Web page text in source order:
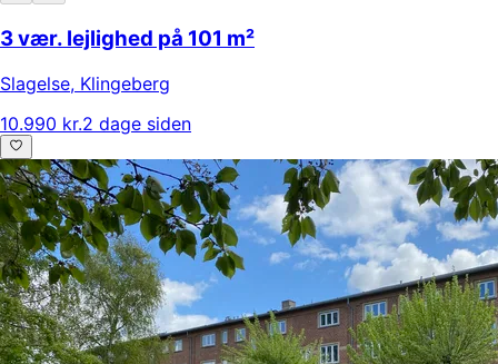
3 vær. lejlighed på 101 m²
Slagelse, Klingeberg
10.990 kr.2 dage siden